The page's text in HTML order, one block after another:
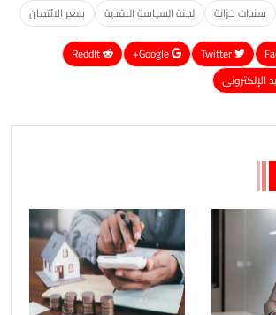
سندات خزانة لجنة السياسة النقدية سعر الائتمان
Google+
ReddIt
الإلكتروني